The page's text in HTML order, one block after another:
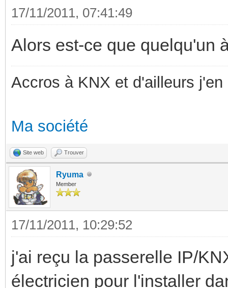
17/11/2011, 07:41:49
Alors est-ce que quelqu'un
Accros à KNX et d'ailleurs
Ma société
Site web Trouver
Ryuma
Member
17/11/2011, 10:29:52
j'ai reçu la passerelle IP/
électricien pour l'installer